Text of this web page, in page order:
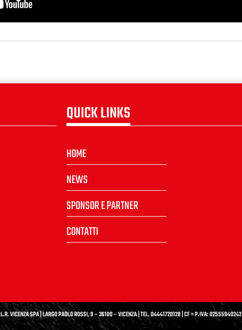
QUICK LINKS
HOME
NEWS
SPONSOR E PARTNER
CONTATTI
L.R. VICENZA SPA | LARGO PAOLO ROSSI, 9 – 36100 – VICENZA | TEL. 04441720128 | CF = P.IVA: 02555940242